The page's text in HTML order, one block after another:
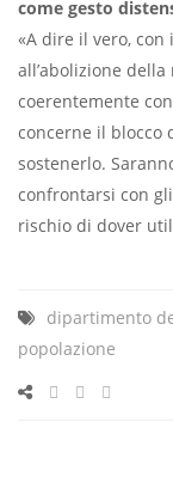
come gesto
«A dire il vero, con
all’abolizione
coerentemente
concerne il blocco
sostenerlo.
confrontarsi con
rischio di dover
dipartimento
popolazione